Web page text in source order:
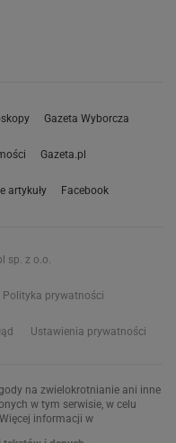
Gazeta Wyborcza
Gazeta.pl
artykuły Facebook
sp. z o.o.
Polityka prywatności
Ustawienia prywatności
na zwielokrotnianie ani inne
w tym serwisie, w celu
informacji w